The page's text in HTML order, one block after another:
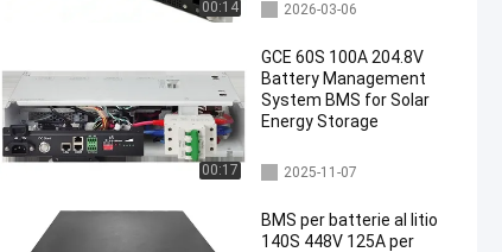
00:14 bms ad alta tensione
2026-03-06
00:17
GCE 60S 100A 204.8V
Battery Management
System BMS for Solar
Energy Storage
BMS integrato
2025-11-07
BMS per batterie al litio
140S 448V 125A per